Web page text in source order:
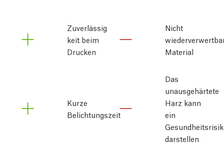
Zuverlässig
keit beim
Drucken
Nicht
Material
Kurze
Belichtungszeit
Das
unausgehärtete
Harz kann
ein
darstellen